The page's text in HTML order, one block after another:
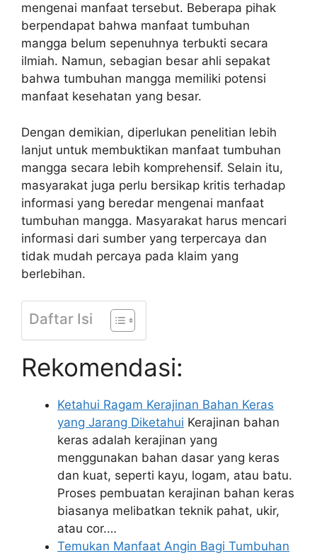
mengenai manfaat tersebut. Beberapa pihak
berpendapat bahwa manfaat tumbuhan
mangga belum sepenuhnya terbukti secara
ilmiah. Namun, sebagian besar ahli sepakat
bahwa tumbuhan mangga memiliki potensi
manfaat kesehatan yang besar.
Dengan demikian, diperlukan penelitian lebih
lanjut untuk membuktikan manfaat tumbuhan
mangga secara lebih komprehensif. Selain itu,
masyarakat juga perlu bersikap kritis terhadap
informasi yang beredar mengenai manfaat
tumbuhan mangga. Masyarakat harus mencari
informasi dari sumber yang terpercaya dan
tidak mudah percaya pada klaim yang
berlebihan.
Daftar Isi
Rekomendasi:
Ketahui Ragam Kerajinan Bahan Keras
yang Jarang Diketahui Kerajinan bahan
keras adalah kerajinan yang
menggunakan bahan dasar yang keras
dan kuat, seperti kayu, logam, atau batu.
Proses pembuatan kerajinan bahan keras
biasanya melibatkan teknik pahat, ukir,
atau cor.…
Temukan Manfaat Angin Bagi Tumbuhan